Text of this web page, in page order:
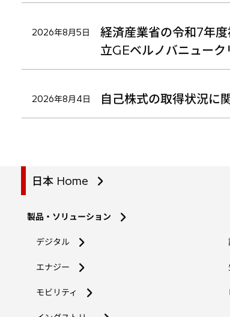
2026年8月5日
経済産業省の令和7年
立GEベルノバニュー
2026年8月4日 自己株式の取得状況に
日本 Home
製品・ソリューション
デジタル
エナジー
モビリティ